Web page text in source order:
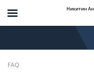
Никитин
FAQ